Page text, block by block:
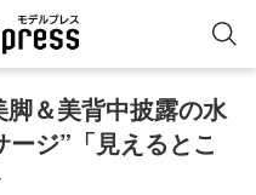
＆美背中披露の水
ジ”「見えるとこ